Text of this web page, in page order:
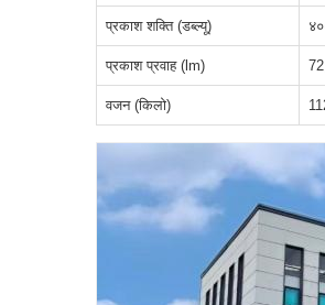
प्रकाश शक्ति (डब्ल्यू)
प्रकाश प्रवाह (lm)
वजन (किलो)